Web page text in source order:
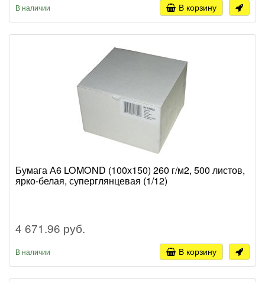
В наличии В корзину
Бумага А6 LOMOND (100х150) 260 г/м2, 500 листов,
ярко-белая, суперглянцевая (1/12)
4 671.96 руб.
В наличии В корзину